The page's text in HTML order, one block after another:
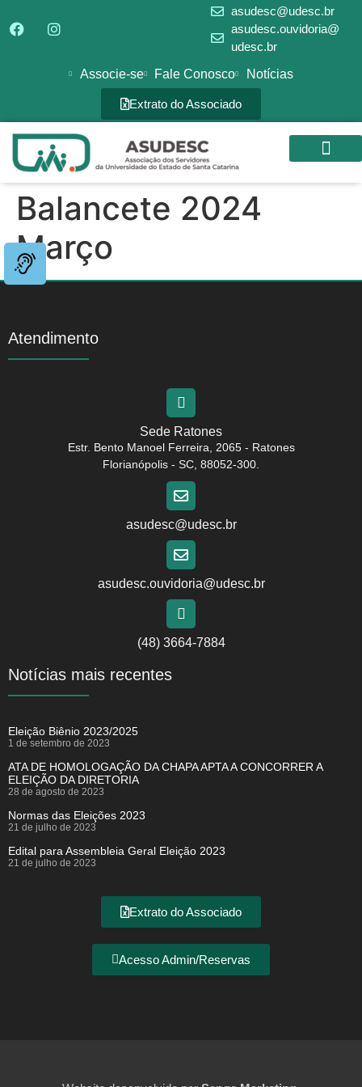
asudesc@udesc.br
asudesc.ouvidoria@
udesc.br
Associe-se
Fale Conosco Notícias
Extrato do Associado
Balancete 2024
Março
Atendimento
Sede Ratones
Estr. Bento Manoel Ferreira, 2065 - Ratones
Florianópolis - SC, 88052-300.
asudesc@udesc.br
asudesc.ouvidoria@udesc.br
(48) 3664-7884
Notícias mais recentes
Eleição Biênio 2023/2025
1 de setembro de 2023
ATA DE HOMOLOGAÇÃO DA CHAPA APTA A CONCORRER A
ELEIÇÃO DA DIRETORIA
28 de agosto de 2023
Normas das Eleições 2023
21 de julho de 2023
Edital para Assembleia Geral Eleição 2023
21 de julho de 2023
Extrato do Associado
Acesso Admin/Reservas